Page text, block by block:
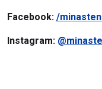
Facebook: /
Instagram: